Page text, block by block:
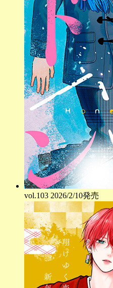
vol.103 2026/2/10発売